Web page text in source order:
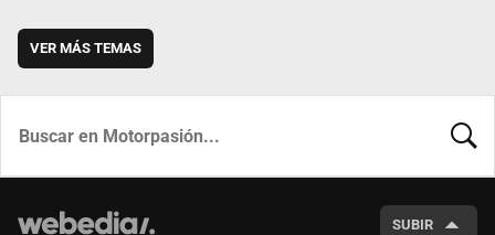
VER MÁS TEMAS
SUBIR